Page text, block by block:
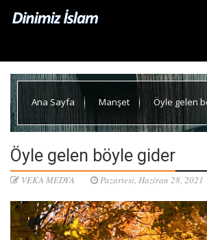
Ana Sayfa Manşet Öyle gelen
Öyle gelen böyle gider
VEKA MEDYA Pazartesi, Haziran 28, 2021